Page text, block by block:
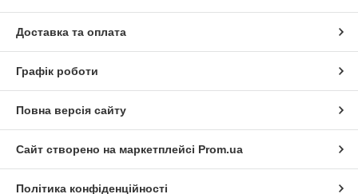
Доставка та оплата
Графік роботи
Повна версія сайту
Сайт створено на маркетплейсі Prom.ua
Політика конфіденційності